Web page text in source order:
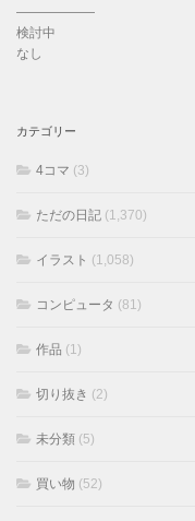
——————
検討中
なし
カテゴリー
4コマ (3)
ただの日記 (1,370)
イラスト (1,058)
コンピュータ (81)
作品 (1)
切り抜き (2)
未分類 (5)
買い物 (52)